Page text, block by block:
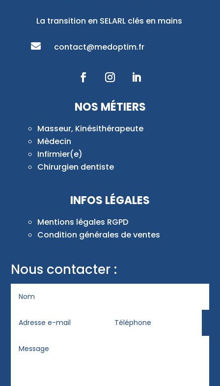
La transition en SELARL clés en mains
 contact@medoptim.fr
NOS MÉTIERS
Masseur, Kinésithérapeute
Mèdecin
Infirmier(e)
Chirurgien dentiste
INFOS LÉGALES
Mentions légales RGPD
Condition générales de ventes
Nous contacter :